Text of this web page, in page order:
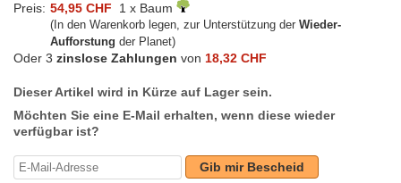
Preis: 54,95 CHF 1 x Baum
(In den Warenkorb legen, zur Unterstützung der Wieder-
Aufforstung der Planet)
Oder 3 zinslose Zahlungen von 18,32 CHF
Dieser Artikel wird in Kürze auf Lager sein.
Möchten Sie eine E-Mail erhalten, wenn diese wieder
verfügbar ist?
Gib mir Bescheid